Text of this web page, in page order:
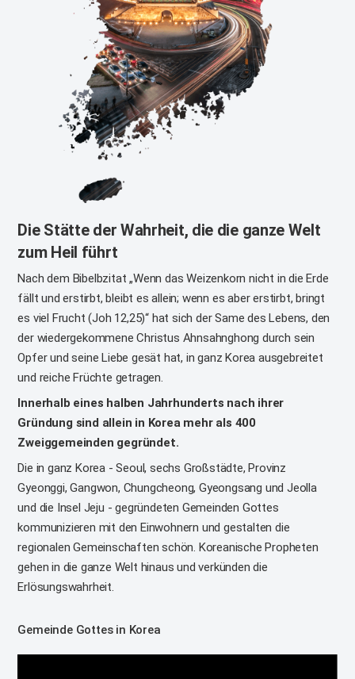
Die Stätte der Wahrheit, die die ganze Welt
zum Heil führt
Nach dem Bibelbzitat „Wenn das Weizenkorn nicht in die Erde
fällt und erstirbt, bleibt es allein; wenn es aber erstirbt, bringt
es viel Frucht (Joh 12,25)“ hat sich der Same des Lebens, den
der wiedergekommene Christus Ahnsahnghong durch sein
Opfer und seine Liebe gesät hat, in ganz Korea ausgebreitet
und reiche Früchte getragen.
Innerhalb eines halben Jahrhunderts nach ihrer
Gründung sind allein in Korea mehr als 400
Zweiggemeinden gegründet.
Die in ganz Korea - Seoul, sechs Großstädte, Provinz
Gyeonggi, Gangwon, Chungcheong, Gyeongsang und Jeolla
und die Insel Jeju - gegründeten Gemeinden Gottes
kommunizieren mit den Einwohnern und gestalten die
regionalen Gemeinschaften schön. Koreanische Propheten
gehen in die ganze Welt hinaus und verkünden die
Erlösungswahrheit.
Gemeinde Gottes in Korea